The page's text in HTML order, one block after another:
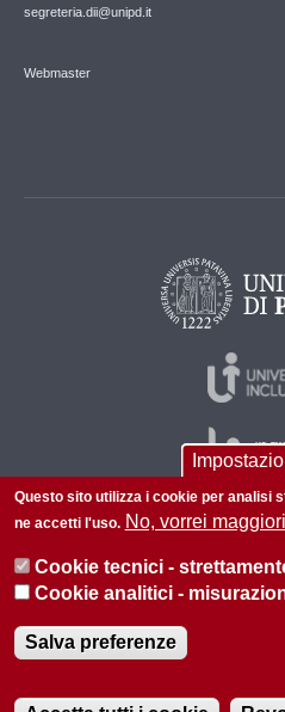
segreteria.dii@unipd.it
Webmaster
© 2026 Università di Padova
P.I. 00742430283
Amministrazione
Questo sito utilizza i cookie per analisi
ne accetti l'uso. No, vorrei
Cookie tecnici -
Cookie analitici -
Salva preferenze